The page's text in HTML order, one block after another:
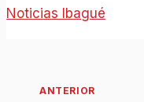
Noticias Ibagué